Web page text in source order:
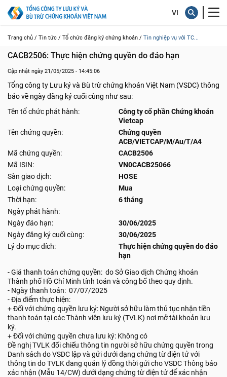
Trang chủ / Tin tức / Tổ chức đăng ký chứng khoán / Tin nghiệp vụ với TC...
CACB2506: Thực hiện chứng quyền do đáo hạn
Cập nhật ngày 21/05/2025 - 14:45:06
Tổng công ty Lưu ký và Bù trừ chứng khoán Việt Nam (VSDC) thông
báo về ngày đăng ký cuối cùng như sau:
Tên tổ chức phát hành:
Công ty cổ phần Chứng khoán
Vietcap
Tên chứng quyền:
Chứng quyền
ACB/VIETCAP/M/Au/T/A4
Mã chứng quyền:
CACB2506
Mã ISIN:
VN0CACB25066
Sàn giao dịch:
HOSE
Loại chứng quyền:
Mua
Thời hạn:
6 tháng
Ngày phát hành:
Ngày đáo hạn:
30/06/2025
Ngày đăng ký cuối cùng:
30/06/2025
Lý do mục đích:
Thực hiện chứng quyền do đáo
hạn
- Giá thanh toán chứng quyền: do Sở Giao dịch Chứng khoán
Thành phố Hồ Chí Minh tính toán và công bố theo quy định.
- Ngày thanh toán: 07/07/2025
- Địa điểm thực hiện:
+ Đối với chứng quyền lưu ký: Người sở hữu làm thủ tục nhận tiền
thanh toán tại các Thành viên lưu ký (TVLK) nơi mở tài khoản lưu
ký.
+ Đối với chứng quyền chưa lưu ký: Không có
Đề nghị TVLK đối chiếu thông tin người sở hữu chứng quyền trong
Danh sách do VSDC lập và gửi dưới dạng chứng từ điện tử với
thông tin do TVLK đang quản lý đồng thời gửi cho VSDC Thông báo
xác nhận (Mẫu 14/CW) dưới dạng chứng từ điện tử để xác nhận